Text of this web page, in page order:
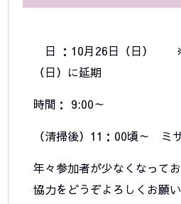
日 ：10月26日（日） ※
（日）に延期
時間： 9:00～
（清掃後）11：00頃～ ミ
年々参加者が少なくなって
協力をどうぞよろしくお願い